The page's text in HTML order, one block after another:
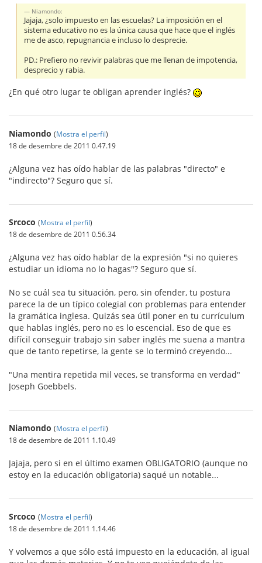
Niamondo:
Jajaja, ¿solo impuesto en las escuelas? La imposición en el
sistema educativo no es la única causa que hace que el inglés
me de asco, repugnancia e incluso lo desprecie.
PD.: Prefiero no revivir palabras que me llenan de impotencia,
desprecio y rabia.
¿En qué otro lugar te obligan aprender inglés?
Niamondo (Mostra el perfil)
18 de desembre de 2011 0.47.19
¿Alguna vez has oído hablar de las palabras "directo" e
"indirecto"? Seguro que sí.
Srcoco (Mostra el perfil)
18 de desembre de 2011 0.56.34
¿Alguna vez has oído hablar de la expresión "si no quieres
estudiar un idioma no lo hagas"? Seguro que sí.
No se cuál sea tu situación, pero, sin ofender, tu postura
parece la de un típico colegial con problemas para entender
la gramática inglesa. Quizás sea útil poner en tu currículum
que hablas inglés, pero no es lo escencial. Eso de que es
difícil conseguir trabajo sin saber inglés me suena a mantra
que de tanto repetirse, la gente se lo terminó creyendo...
"Una mentira repetida mil veces, se transforma en verdad"
Joseph Goebbels.
Niamondo (Mostra el perfil)
18 de desembre de 2011 1.10.49
Jajaja, pero si en el último examen OBLIGATORIO (aunque no
estoy en la educación obligatoria) saqué un notable...
Srcoco (Mostra el perfil)
18 de desembre de 2011 1.14.46
Y volvemos a que sólo está impuesto en la educación, al igual